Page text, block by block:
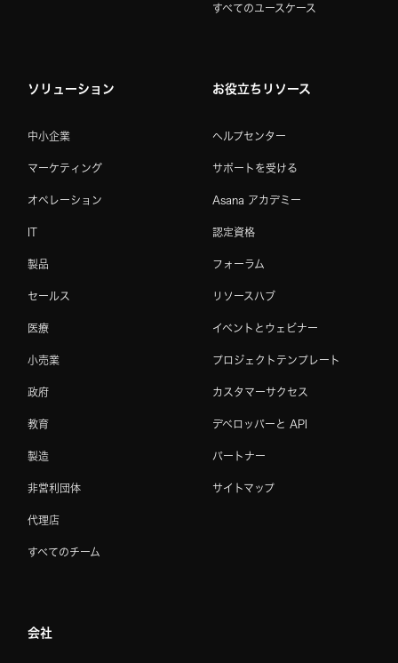
すべてのユースケース
ソリューション
中小企業
マーケティング
オペレーション
IT
製品
セールス
医療
小売業
政府
教育
製造
非営利団体
代理店
すべてのチーム
お役立ちリソース
ヘルプセンター
サポートを受ける
Asana アカデミー
認定資格
フォーラム
リソースハブ
イベントとウェビナー
プロジェクトテンプレート
カスタマーサクセス
デベロッパーと API
パートナー
サイトマップ
会社